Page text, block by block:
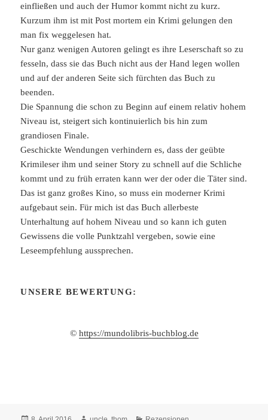
einfließen und auch der Humor kommt nicht zu kurz.
Kurzum ihm ist mit Post mortem ein Krimi gelungen den
man fix weggelesen hat.
Nur ganz wenigen Autoren gelingt es ihre Leserschaft so zu
fesseln, dass sie das Buch nicht aus der Hand legen wollen
und auf der anderen Seite sich fürchten das Buch zu
beenden.
Die Spannung die schon zu Beginn auf einem relativ hohem
Niveau ist, steigert sich kontinuierlich bis hin zum
grandiosen Finale.
Geschickte Wendungen verhindern es, dass der geübte
Krimileser ihm und seiner Story zu schnell auf die Schliche
kommt und zu früh erraten kann wer der oder die Täter sind.
Das ist ganz großes Kino, so muss ein moderner Krimi
aufgebaut sein. Für mich ist das Buch allerbeste
Unterhaltung auf hohem Niveau und so kann ich guten
Gewissens die volle Punktzahl vergeben, sowie eine
Leseempfehlung aussprechen.
UNSERE BEWERTUNG:
© https://mundolibris-buchblog.de